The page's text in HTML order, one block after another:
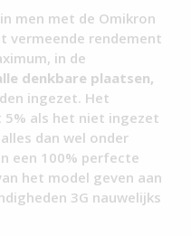
men met de Omikron
vermeende rendement
in de
denkbare plaatsen,
ingezet. Het
als het niet ingezet
dan wel onder
een 100% perfecte
het model geven aan
3G nauwelijks